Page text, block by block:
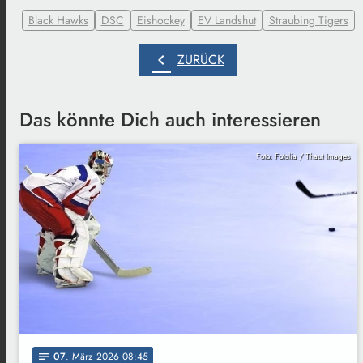
Black Hawks DSC Eishockey EV Landshut Straubing Tigers
chevron_left ZURÜCK
Das könnte Dich auch interessieren
Foto: Fotolia / Thaut Images
notes 07. März 2026 08:45